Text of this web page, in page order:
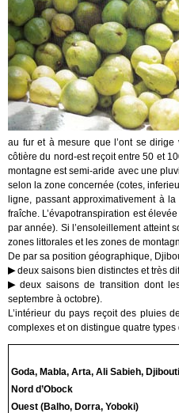
au fur et à mesure que l’ont se
côtière du nord-est reçoit entre 50 et
montagne est semi-aride avec une
selon la zone concernée (cotes,
ligne, passant approximativement à
fraîche. L’évapotranspiration est
par année). Si l’ensoleillement atteint
zones littorales et les zones de
De par sa position géographique,
deux saisons bien distinctes et très
deux saisons de transition dont
septembre à octobre).
L’intérieur du pays reçoit des pluies
complexes et on distingue quatre
Goda, Mabla, Arta, Ali Sabieh, Djibouti
Nord d’Obock
Ouest (Balho, Dorra, Yoboki)